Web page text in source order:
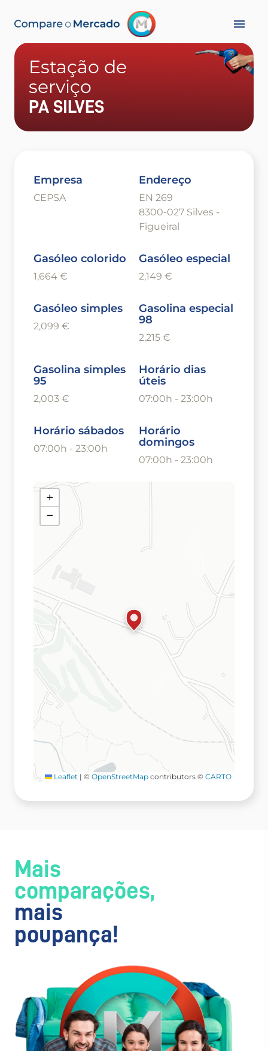
Estação de
serviço
PA SILVES
Empresa
CEPSA
Endereço
EN 269
8300-027 Silves -
Figueiral
Gasóleo colorido
1,664 €
Gasóleo especial
2,149 €
Gasóleo simples
2,099 €
Gasolina especial
98
2,215 €
Gasolina simples
95
2,003 €
Horário dias
úteis
07:00h - 23:00h
Horário sábados
07:00h - 23:00h
Horário
domingos
07:00h - 23:00h
+
−
Leaflet | © OpenStreetMap contributors © CARTO
Mais
comparações,
mais
poupança!